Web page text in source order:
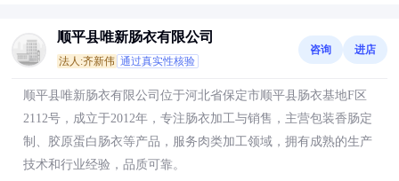
顺平县唯新肠衣有限公司
法人:齐新伟 通过真实性核验
咨询 进店
顺平县唯新肠衣有限公司位于河北省保定市顺平县肠衣基地F区
2112号，成立于2012年，专注肠衣加工与销售，主营包装香肠定
制、胶原蛋白肠衣等产品，服务肉类加工领域，拥有成熟的生产
技术和行业经验，品质可靠。